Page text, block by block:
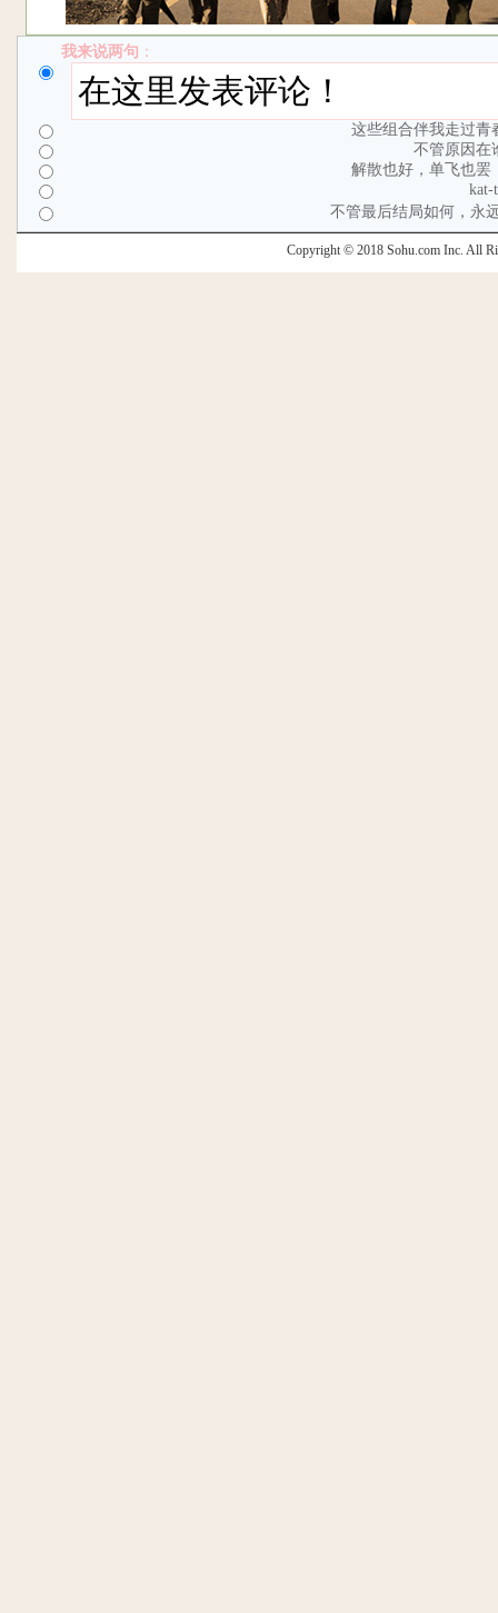
我来说两句 ：
这些组合伴我走过青
不管原因在
解散也好，单飞也罢
kat-
不管最后结局如何，永
Copyright © 2018 Sohu.com Inc. All